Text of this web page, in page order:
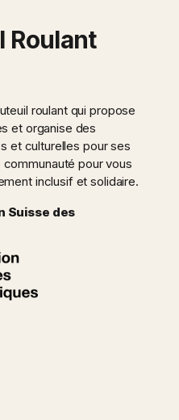
Roulant
roulant qui propose
et organise des
et culturelles pour ses
pour vous
inclusif et solidaire.
Suisse des